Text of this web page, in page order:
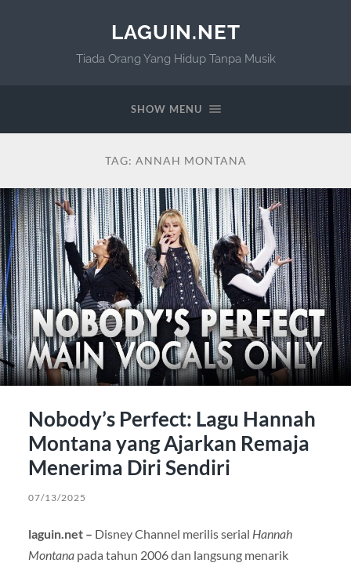
LAGUIN.NET
Tiada Orang Yang Hidup Tanpa Musik
SHOW MENU
TAG: ANNAH MONTANA
Nobody’s Perfect: Lagu Hannah
Montana yang Ajarkan Remaja
Menerima Diri Sendiri
07/13/2025
laguin.net – Disney Channel merilis serial Hannah
Montanapada tahun 2006 dan langsung menarik